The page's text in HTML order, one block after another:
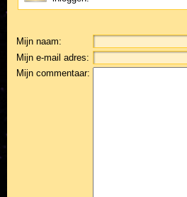
Mijn naam:
Mijn e-mail adres:
Mijn commentaar: